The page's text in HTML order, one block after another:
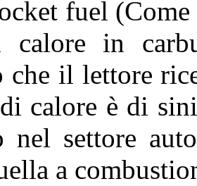
fuel (Come
calore in
che il lettore
calore è di
nel settore
a